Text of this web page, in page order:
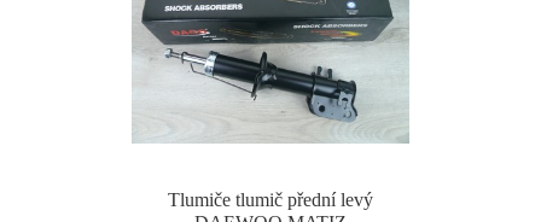
Tlumiče tlumič přední levý